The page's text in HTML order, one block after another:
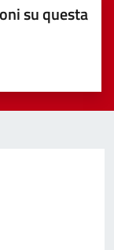
su questa